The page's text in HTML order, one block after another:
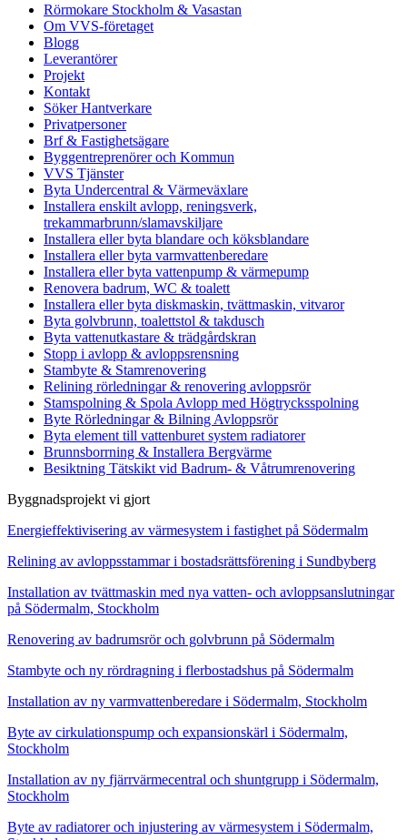
Rörmokare Stockholm & Vasastan
Om VVS-företaget
Blogg
Leverantörer
Projekt
Kontakt
Söker Hantverkare
Privatpersoner
Brf & Fastighetsägare
Byggentreprenörer och Kommun
VVS Tjänster
Byta Undercentral & Värmeväxlare
Installera enskilt avlopp, reningsverk,
trekammarbrunn/slamavskiljare
Installera eller byta blandare och köksblandare
Installera eller byta varmvattenberedare
Installera eller byta vattenpump & värmepump
Renovera badrum, WC & toalett
Installera eller byta diskmaskin, tvättmaskin, vitvaror
Byta golvbrunn, toalettstol & takdusch
Byta vattenutkastare & trädgårdskran
Stopp i avlopp & avloppsrensning
Stambyte & Stamrenovering
Relining rörledningar & renovering avloppsrör
Stamspolning & Spola Avlopp med Högtrycksspolning
Byte Rörledningar & Bilning Avloppsrör
Byta element till vattenburet system radiatorer
Brunnsborrning & Installera Bergvärme
Besiktning Tätskikt vid Badrum- & Våtrumrenovering
Byggnadsprojekt vi gjort
Energieffektivisering av värmesystem i fastighet på Södermalm
Relining av avloppsstammar i bostadsrättsförening i Sundbyberg
Installation av tvättmaskin med nya vatten- och avloppsanslutningar
på Södermalm, Stockholm
Renovering av badrumsrör och golvbrunn på Södermalm
Stambyte och ny rördragning i flerbostadshus på Södermalm
Installation av ny varmvattenberedare i Södermalm, Stockholm
Byte av cirkulationspump och expansionskärl i Södermalm,
Stockholm
Installation av ny fjärrvärmecentral och shuntgrupp i Södermalm,
Stockholm
Byte av radiatorer och injustering av värmesystem i Södermalm,